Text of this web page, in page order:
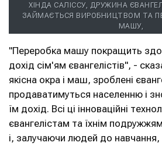
ХІНДА САЛІССУ, ДРУЖИНА
ЗАЙМАЄТЬСЯ ВИРОБНИЦТВОМ ТА
МАШУ,
"Переробка машу покращить
дохід сім'ям євангелістів", -
якісна окра і маш, зроблені
продаватимуться населенню і
їм дохід. Всі ці інноваційні
євангелістам та їхнім
і, залучаючи людей до